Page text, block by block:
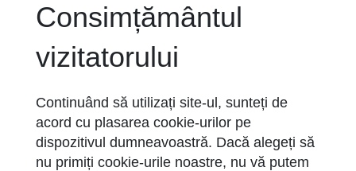
Consimțământul
vizitatorului
Continuând să utilizați site-ul, sunteți de
acord cu plasarea cookie-urilor pe
dispozitivul dumneavoastră. Dacă alegeți să
nu primiți cookie-urile noastre, nu vă putem